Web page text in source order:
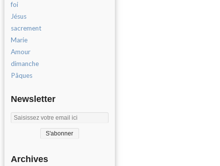
foi
Jésus
sacrement
Marie
Amour
dimanche
Pâques
Newsletter
Archives